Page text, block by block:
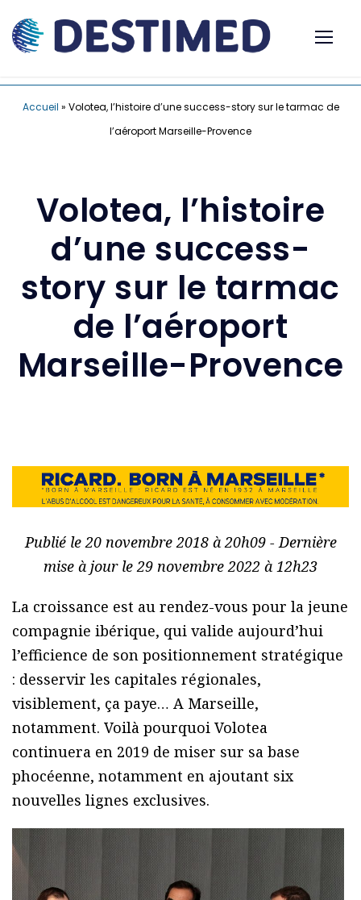
Accueil » Volotea, l’histoire d’une success-story sur le tarmac de
l’aéroport Marseille-Provence
Volotea, l’histoire
d’une success-
story sur le tarmac
de l’aéroport
Marseille-Provence
Publié le 20 novembre 2018 à 20h09 - Dernière
mise à jour le 29 novembre 2022 à 12h23
La croissance est au rendez-vous pour la jeune
compagnie ibérique, qui valide aujourd’hui
l’efficience de son positionnement stratégique
: desservir les capitales régionales,
visiblement, ça paye… A Marseille,
notamment. Voilà pourquoi Volotea
continuera en 2019 de miser sur sa base
phocéenne, notamment en ajoutant six
nouvelles lignes exclusives.